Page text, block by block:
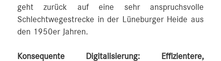
geht zurück auf eine sehr anspruchsvolle
Schlechtwegestrecke in der Lüneburger Heide aus
den 1950er Jahren.
Konsequente Digitalisierung: Effizientere,